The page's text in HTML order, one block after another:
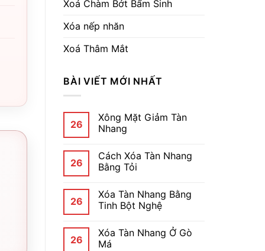
Xoá Chàm Bớt Bẩm Sinh
Xóa nếp nhăn
Xoá Thâm Mắt
BÀI VIẾT MỚI NHẤT
26
Xông Mặt Giảm Tàn
Nhang
26
Cách Xóa Tàn Nhang
Bằng Tỏi
26
Xóa Tàn Nhang Bằng
Tinh Bột Nghệ
26
Xóa Tàn Nhang Ở Gò
Má